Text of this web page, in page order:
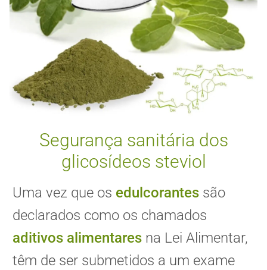
Segurança sanitária dos
glicosídeos steviol
Uma vez que os edulcorantes são
declarados como os chamados
aditivos alimentares na Lei Alimentar,
têm de ser submetidos a um exame